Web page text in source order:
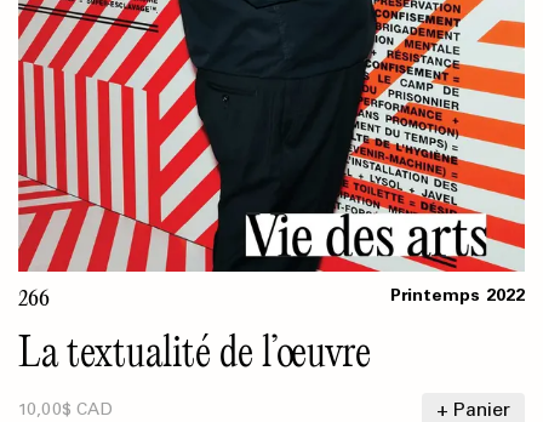
266 Printemps 2022
La textualité de l’œuvre
10,00$ CAD + Panier